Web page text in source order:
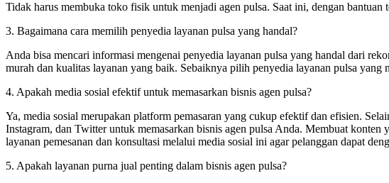
Tidak harus membuka toko fisik untuk menjadi agen pulsa. Saat ini, dengan
3. Bagaimana cara memilih penyedia layanan pulsa yang handal?
Anda bisa mencari informasi mengenai penyedia layanan pulsa yang handal dari
murah dan kualitas layanan yang baik. Sebaiknya pilih penyedia layanan pulsa
4. Apakah media sosial efektif untuk memasarkan bisnis agen pulsa?
Ya, media sosial merupakan platform pemasaran yang cukup efektif dan efisien.
Instagram, dan Twitter untuk memasarkan bisnis agen pulsa Anda. Membuat
layanan pemesanan dan konsultasi melalui media sosial ini agar pelanggan dapat
5. Apakah layanan purna jual penting dalam bisnis agen pulsa?